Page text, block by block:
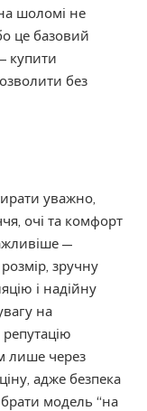
шоломі не
це базовий
купити
без
уважно,
очі та комфорт
—
зручну
і надійну
на
репутацію
лише через
адже безпека
модель “на